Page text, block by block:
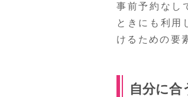
事前予約なし
ときにも利用
けるための要
自分に